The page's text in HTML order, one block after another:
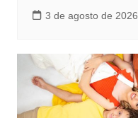
3 de agosto de 2026